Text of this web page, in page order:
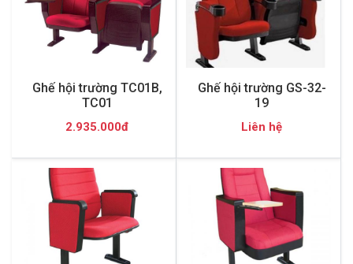
Ghế hội trường TC01B,
TC01
2.935.000đ
Ghế hội trường GS-32-
19
Liên hệ